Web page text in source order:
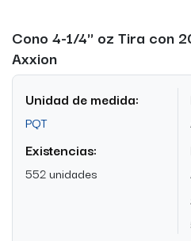
Cono 4-1/4'' oz Tira con
Axxion
Unidad de medida:
PQT
Existencias:
552 unidades